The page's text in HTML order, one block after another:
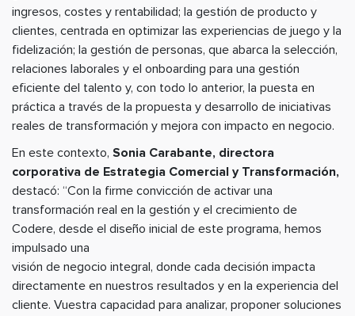
ingresos, costes y rentabilidad; la gestión de producto y
clientes, centrada en optimizar las experiencias de juego y la
fidelización; la gestión de personas, que abarca la selección,
relaciones laborales y el onboarding para una gestión
eficiente del talento y, con todo lo anterior, la puesta en
práctica a través de la propuesta y desarrollo de iniciativas
reales de transformación y mejora con impacto en negocio.
En este contexto, Sonia Carabante, directora
corporativa de Estrategia Comercial y Transformación,
destacó: “Con la firme convicción de activar una
transformación real en la gestión y el crecimiento de
Codere, desde el diseño inicial de este programa, hemos
impulsado una
visión de negocio integral, donde cada decisión impacta
directamente en nuestros resultados y en la experiencia del
cliente. Vuestra capacidad para analizar, proponer soluciones